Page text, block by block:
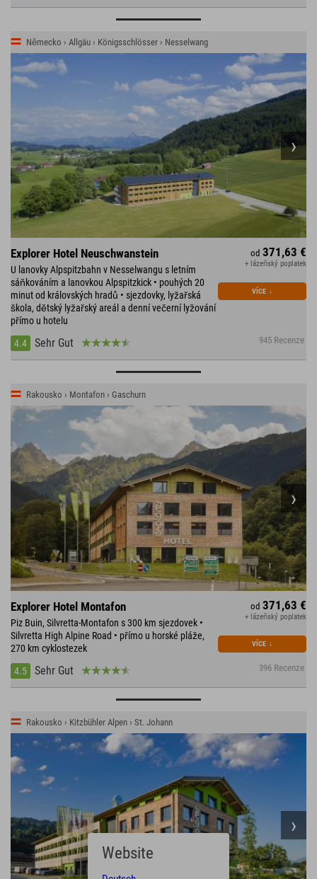
Německo › Allgäu › Königsschlösser › Nesselwang
Explorer Hotel Neuschwanstein
U lanovky Alpspitzbahn v Nesselwangu s letním
sáňkováním a lanovkou Alpspitzkick • pouhých 20
minut od královských hradů • sjezdovky, lyžařská
škola, dětský lyžařský areál a denní večerní lyžování
přímo u hotelu
4.4
Sehr Gut 945 Recenze
od 371,63 €
+ lázeňský poplatek
VÍCE ↓
Rakousko › Montafon › Gaschurn
Explorer Hotel Montafon
Piz Buin, Silvretta-Montafon s 300 km sjezdovek •
Silvretta High Alpine Road • přímo u horské pláže,
270 km cyklostezek
4.5
Sehr Gut 396 Recenze
od 371,63 €
+ lázeňský poplatek
VÍCE ↓
Rakousko › Kitzbühler Alpen › St. Johann
Website